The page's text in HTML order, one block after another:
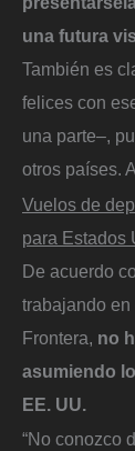
una futura
También es
felices con
una parte–,
otros países.
Vuelos de
para Estados
De acuerdo
trabajando en
Frontera, no
asumiendo
EE. UU.
“No conozco